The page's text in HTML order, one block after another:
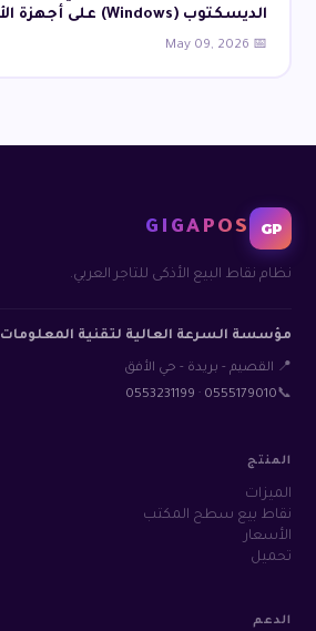
الديسكتوب (Windows) على أجهزة الأيباد والتابلت؟
📅 May 09, 2026
GP
GIGAPOS
نظام نقاط البيع الأذكى للتاجر العربي.
مؤسسة السرعة العالية لتقنية المعلومات
📍 القصيم - بريدة - حي الأفق
📞
0555179010
·
0553231199
المنتج
الميزات
نقاط بيع سطح المكتب
الأسعار
تحميل
الدعم